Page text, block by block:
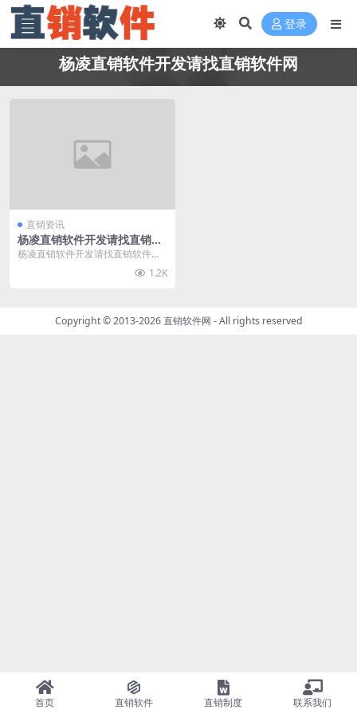
登录
杨凌直销软件开发请找直销软件网
直销资讯
杨凌直销软件开发请找直销软
件网
杨凌直销软件开发请找直销软件
1.2K
Copyright © 2013-2026直销软件网 - All rights reserved
首页 直销软件 直销制度 联系我们